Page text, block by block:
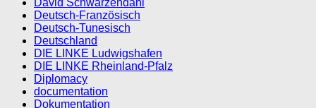
Deutsch-Französisch
Deutsch-Tunesisch
Deutschland
DIE LINKE Ludwigshafen
DIE LINKE Rheinland-Pfalz
Diplomacy
documentation
Dokumentation